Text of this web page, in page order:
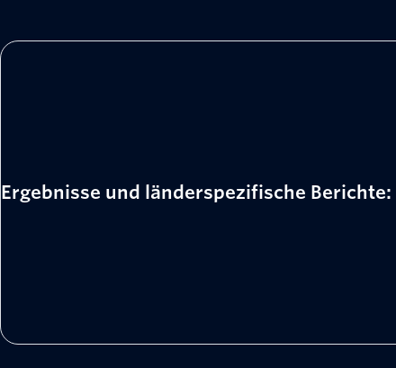
Ergebnisse und länderspezifische Berichte: